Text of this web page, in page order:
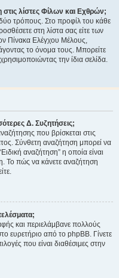
λίστες Φίλων και Εχθρών;
δύο τρόπους. Στο προφίλ του κάθε
στη λίστα σας είτε των
Πίνακα Ελέγχου Μέλους,
το όνομα τους. Μπορείτε
την ίδια σελίδα.
Δ. Συζητήσεις;
που βρίσκεται στις
Σύνθετη αναζήτηση μπορεί να
αναζήτηση” η οποία είναι
Το πώς να κάνετε αναζήτηση
και περιελάμβανε πολλούς
ευρετήριο από το phpBB. Γίνετε
που είναι διαθέσιμες στην